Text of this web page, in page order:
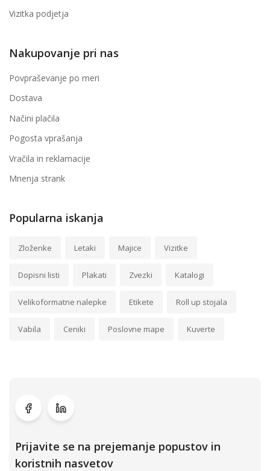
Vizitka podjetja
Nakupovanje pri nas
Povpraševanje po meri
Dostava
Načini plačila
Pogosta vprašanja
Vračila in reklamacije
Mnenja strank
Popularna iskanja
Zloženke Letaki Majice Vizitke
Dopisni listi Plakati Zvezki Katalogi
Velikoformatne nalepke Etikete Roll up stojala
Vabila Ceniki Poslovne mape Kuverte
Prijavite se na prejemanje popustov in
koristnih nasvetov